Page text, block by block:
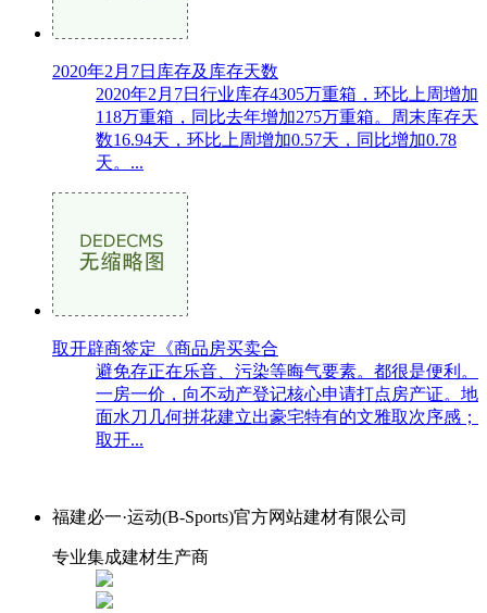
2020年2月7日库存及库存天数
2020年2月7日行业库存4305万重箱，环比上周增加
118万重箱，同比去年增加275万重箱。周末库存天
数16.94天，环比上周增加0.57天，同比增加0.78
天。...
取开辟商签定《商品房买卖合
避免存正在乐音、污染等晦气要素。都很是便利。
一房一价，向不动产登记核心申请打点房产证。地
面水刀几何拼花建立出豪宅特有的文雅取次序感；
取开...
福建必一·运动(B-Sports)官方网站建材有限公司
专业集成建材生产商